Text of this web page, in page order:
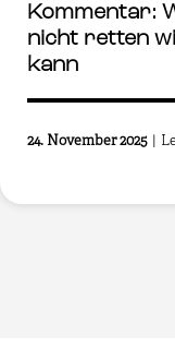
Kommentar:
nicht retten
kann
24. November 2025 |